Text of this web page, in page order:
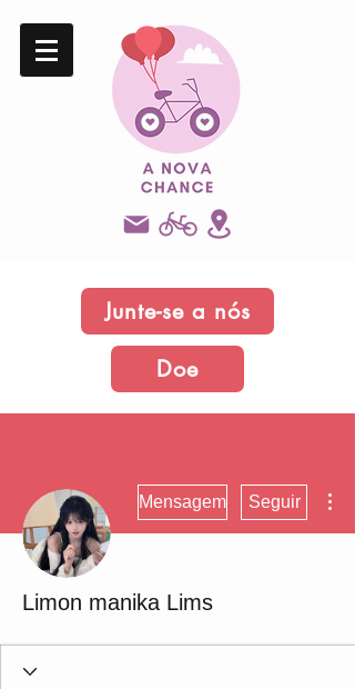
Junte-se a nós
Doe
Mensagem Seguir
Limon manika Lims